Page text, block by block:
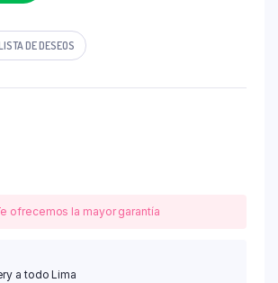
DE DESEOS
ofrecemos la mayor garantía
a todo Lima